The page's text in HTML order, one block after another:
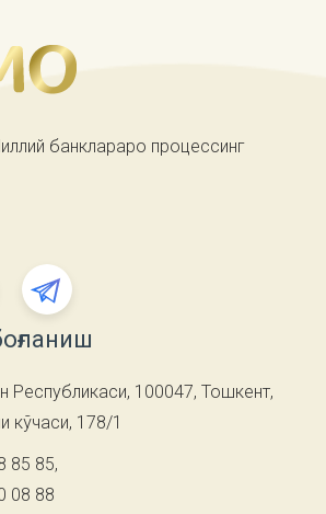
банклараро процессинг
Республикаси, 100047, Тошкент,
кўчаси, 178/1
85 85,
08 88